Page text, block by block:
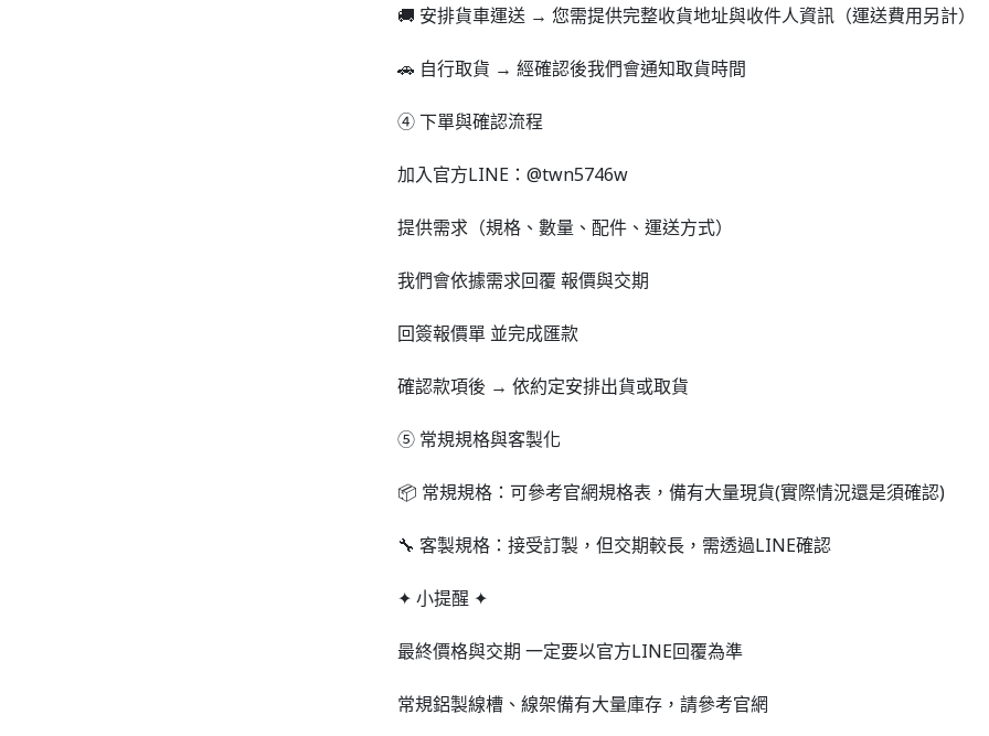
🚚 安排貨車運送 → 您需提供完整收貨地址與收件人資訊（運送費用另計）
🚗 自行取貨 → 經確認後我們會通知取貨時間
④ 下單與確認流程
加入官方LINE：@twn5746w
提供需求（規格、數量、配件、運送方式）
我們會依據需求回覆 報價與交期
回簽報價單 並完成匯款
確認款項後 → 依約定安排出貨或取貨
⑤ 常規規格與客製化
📦 常規規格：可參考官網規格表，備有大量現貨(實際情況還是須確認)
🔧 客製規格：接受訂製，但交期較長，需透過LINE確認
✦ 小提醒 ✦
最終價格與交期 一定要以官方LINE回覆為準
常規鋁製線槽、線架備有大量庫存，請參考官網